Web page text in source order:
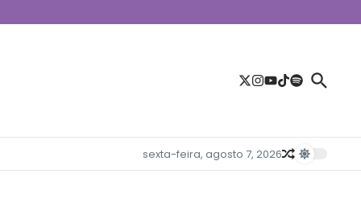
sexta-feira, agosto 7, 2026